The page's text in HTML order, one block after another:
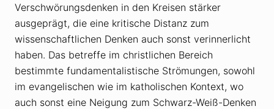
Verschwörungsdenken in den Kreisen stärker
ausgeprägt, die eine kritische Distanz zum
wissenschaftlichen Denken auch sonst verinnerlicht
haben. Das betreffe im christlichen Bereich
bestimmte fundamentalistische Strömungen, sowohl
im evangelischen wie im katholischen Kontext, wo
auch sonst eine Neigung zum Schwarz-Weiß-Denken